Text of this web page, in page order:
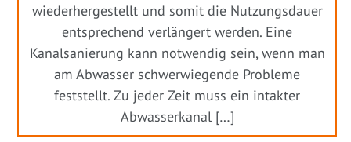
wiederhergestellt und somit die Nutzungsdauer
entsprechend verlängert werden. Eine
Kanalsanierung kann notwendig sein, wenn man
am Abwasser schwerwiegende Probleme
feststellt. Zu jeder Zeit muss ein intakter
Abwasserkanal […]